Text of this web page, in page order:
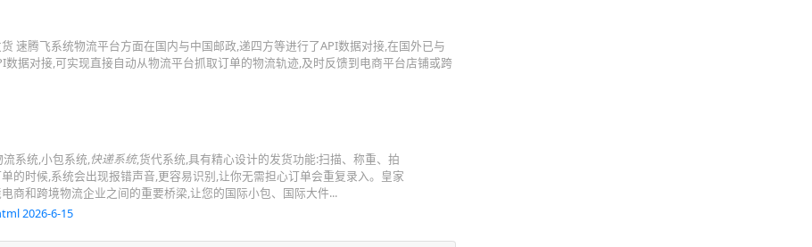
速腾飞系统物流平台方面在国内与中国邮政,递四方等进行了API数据对接,在国外已与
数据对接,可实现直接自动从物流平台抓取订单的物流轨迹,及时反馈到电商平台店铺或跨
系统,小包系统,快递系统,货代系统,具有精心设计的发货功能:扫描、称重、拍
的时候,系统会出现报错声音,更容易识别,让你无需担心订单会重复录入。皇家
商和跨境物流企业之间的重要桥梁,让您的国际小包、国际大件...
2026-6-15